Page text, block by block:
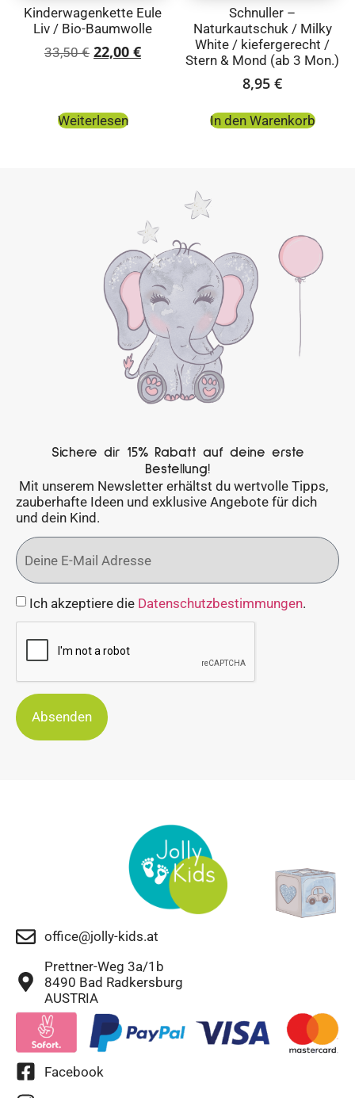
Kinderwagenkette Eule
Liv / Bio-Baumwolle
33,50€ 22,00 €
Weiterlesen
Schnuller –
Naturkautschuk / Milky
White / kiefergerecht /
Stern & Mond (ab 3 Mon.)
8,95 €
In den Warenkorb
Sichere dir 15% Rabatt auf deine erste
Bestellung!
Mit unserem Newsletter erhältst du wertvolle Tipps,
zauberhafte Ideen und exklusive Angebote für dich
und dein Kind.
Ich akzeptiere die Datenschutzbestimmungen.
Absenden
office@jolly-kids.at
Prettner-Weg 3a/1b
8490 Bad Radkersburg
AUSTRIA
Facebook